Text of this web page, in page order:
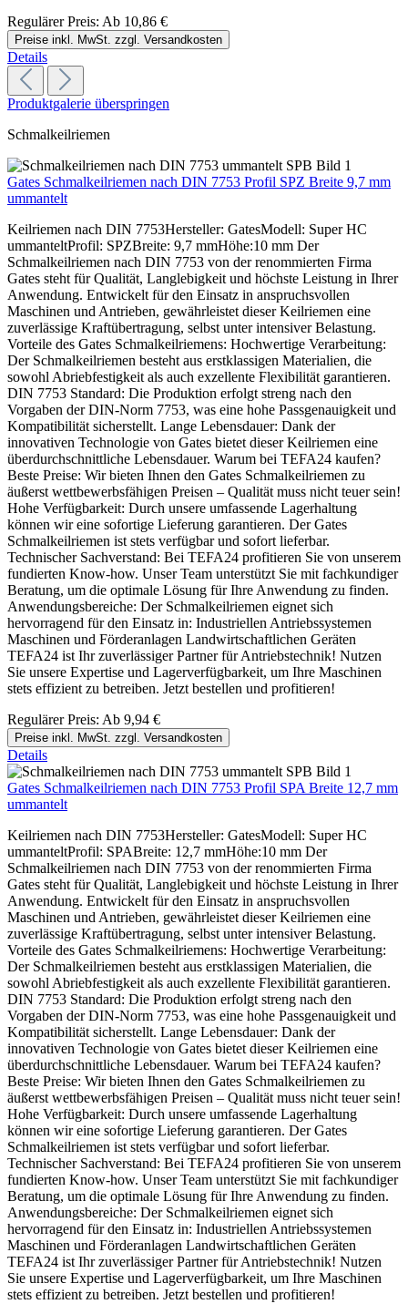
Regulärer Preis: Ab 10,86 €
Preise inkl. MwSt. zzgl. Versandkosten
Details
Produktgalerie überspringen
Schmalkeilriemen
Gates Schmalkeilriemen nach DIN 7753 Profil SPZ Breite 9,7 mm
ummantelt
Keilriemen nach DIN 7753Hersteller: GatesModell: Super HC
ummanteltProfil: SPZBreite: 9,7 mmHöhe:10 mm Der
Schmalkeilriemen nach DIN 7753 von der renommierten Firma
Gates steht für Qualität, Langlebigkeit und höchste Leistung in Ihrer
Anwendung. Entwickelt für den Einsatz in anspruchsvollen
Maschinen und Antrieben, gewährleistet dieser Keilriemen eine
zuverlässige Kraftübertragung, selbst unter intensiver Belastung.
Vorteile des Gates Schmalkeilriemens: Hochwertige Verarbeitung:
Der Schmalkeilriemen besteht aus erstklassigen Materialien, die
sowohl Abriebfestigkeit als auch exzellente Flexibilität garantieren.
DIN 7753 Standard: Die Produktion erfolgt streng nach den
Vorgaben der DIN-Norm 7753, was eine hohe Passgenauigkeit und
Kompatibilität sicherstellt. Lange Lebensdauer: Dank der
innovativen Technologie von Gates bietet dieser Keilriemen eine
überdurchschnittliche Lebensdauer. Warum bei TEFA24 kaufen?
Beste Preise: Wir bieten Ihnen den Gates Schmalkeilriemen zu
äußerst wettbewerbsfähigen Preisen – Qualität muss nicht teuer sein!
Hohe Verfügbarkeit: Durch unsere umfassende Lagerhaltung
können wir eine sofortige Lieferung garantieren. Der Gates
Schmalkeilriemen ist stets verfügbar und sofort lieferbar.
Technischer Sachverstand: Bei TEFA24 profitieren Sie von unserem
fundierten Know-how. Unser Team unterstützt Sie mit fachkundiger
Beratung, um die optimale Lösung für Ihre Anwendung zu finden.
Anwendungsbereiche: Der Schmalkeilriemen eignet sich
hervorragend für den Einsatz in: Industriellen Antriebssystemen
Maschinen und Förderanlagen Landwirtschaftlichen Geräten
TEFA24 ist Ihr zuverlässiger Partner für Antriebstechnik! Nutzen
Sie unsere Expertise und Lagerverfügbarkeit, um Ihre Maschinen
stets effizient zu betreiben. Jetzt bestellen und profitieren!
Regulärer Preis: Ab 9,94 €
Preise inkl. MwSt. zzgl. Versandkosten
Details
Gates Schmalkeilriemen nach DIN 7753 Profil SPA Breite 12,7 mm
ummantelt
Keilriemen nach DIN 7753Hersteller: GatesModell: Super HC
ummanteltProfil: SPABreite: 12,7 mmHöhe:10 mm Der
Schmalkeilriemen nach DIN 7753 von der renommierten Firma
Gates steht für Qualität, Langlebigkeit und höchste Leistung in Ihrer
Anwendung. Entwickelt für den Einsatz in anspruchsvollen
Maschinen und Antrieben, gewährleistet dieser Keilriemen eine
zuverlässige Kraftübertragung, selbst unter intensiver Belastung.
Vorteile des Gates Schmalkeilriemens: Hochwertige Verarbeitung:
Der Schmalkeilriemen besteht aus erstklassigen Materialien, die
sowohl Abriebfestigkeit als auch exzellente Flexibilität garantieren.
DIN 7753 Standard: Die Produktion erfolgt streng nach den
Vorgaben der DIN-Norm 7753, was eine hohe Passgenauigkeit und
Kompatibilität sicherstellt. Lange Lebensdauer: Dank der
innovativen Technologie von Gates bietet dieser Keilriemen eine
überdurchschnittliche Lebensdauer. Warum bei TEFA24 kaufen?
Beste Preise: Wir bieten Ihnen den Gates Schmalkeilriemen zu
äußerst wettbewerbsfähigen Preisen – Qualität muss nicht teuer sein!
Hohe Verfügbarkeit: Durch unsere umfassende Lagerhaltung
können wir eine sofortige Lieferung garantieren. Der Gates
Schmalkeilriemen ist stets verfügbar und sofort lieferbar.
Technischer Sachverstand: Bei TEFA24 profitieren Sie von unserem
fundierten Know-how. Unser Team unterstützt Sie mit fachkundiger
Beratung, um die optimale Lösung für Ihre Anwendung zu finden.
Anwendungsbereiche: Der Schmalkeilriemen eignet sich
hervorragend für den Einsatz in: Industriellen Antriebssystemen
Maschinen und Förderanlagen Landwirtschaftlichen Geräten
TEFA24 ist Ihr zuverlässiger Partner für Antriebstechnik! Nutzen
Sie unsere Expertise und Lagerverfügbarkeit, um Ihre Maschinen
stets effizient zu betreiben. Jetzt bestellen und profitieren!